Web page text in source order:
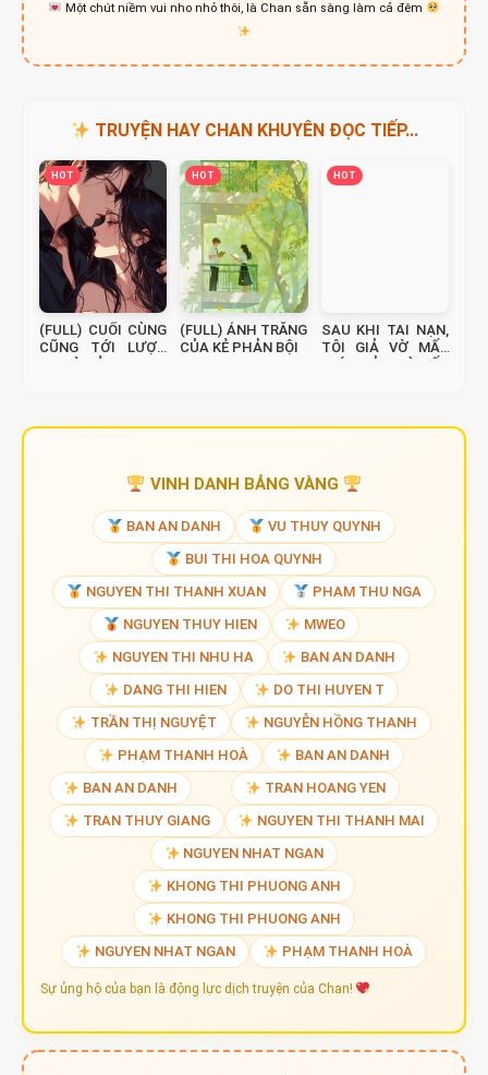
Một chút niềm vui nho nhỏ thôi, là Chan sẵn sàng làm cả đêm
TRUYỆN HAY CHAN KHUYÊN ĐỌC TIẾP...
HOT
(FULL) CUỐI CÙNG
CŨNG TỚI LƯỢT
HOT
(FULL) ÁNH TRĂNG
CỦA KẺ PHẢN BỘI
HOT
SAU KHI TAI NẠN,
TÔI GIẢ VỜ MẤT
VINH DANH BẢNG VÀNG
BAN AN DANH
VU THUY QUYNH
BUI THI HOA QUYNH
NGUYEN THI THANH XUAN
PHAM THU NGA
NGUYEN THUY HIEN
MWEO
NGUYEN THI NHU HA
BAN AN DANH
DANG THI HIEN
DO THI HUYEN T
TRẦN THỊ NGUYỆT
NGUYỄN HỒNG THANH
PHẠM THANH HOÀ
BAN AN DANH
BAN AN DANH
TRAN HOANG YEN
TRAN THUY GIANG
NGUYEN THI THANH MAI
NGUYEN NHAT NGAN
KHONG THI PHUONG ANH
KHONG THI PHUONG ANH
NGUYEN NHAT NGAN
PHẠM THANH HOÀ
Sự ủng hộ của bạn là động lực dịch truyện của Chan!